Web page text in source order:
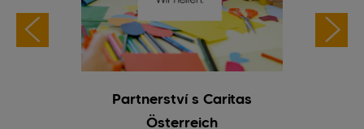
Partnerství s Caritas
Österreich